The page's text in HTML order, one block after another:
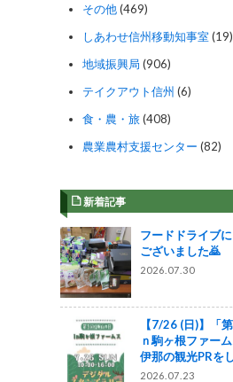
その他(469)
しあわせ信州移動知事室(19)
地域振興局 (906)
テイクアウト信州 (6)
食・農・旅(408)
農業農村支援センター (82)
新着記事
フードドライブ
ございました🙇
2026.07.30
【7/26 (日)】「
ｎ駒ヶ根ファー
伊那の観光PRを
2026.07.23